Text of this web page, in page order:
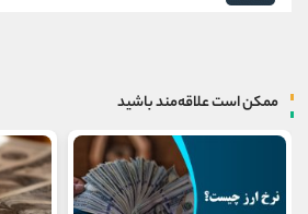
ممکن است علاقه‌مند باشید